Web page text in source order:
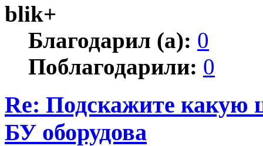
blik+
Благодарил (а): 0
Поблагодарили: 0
Re: Подскажите какую
БУ оборудова